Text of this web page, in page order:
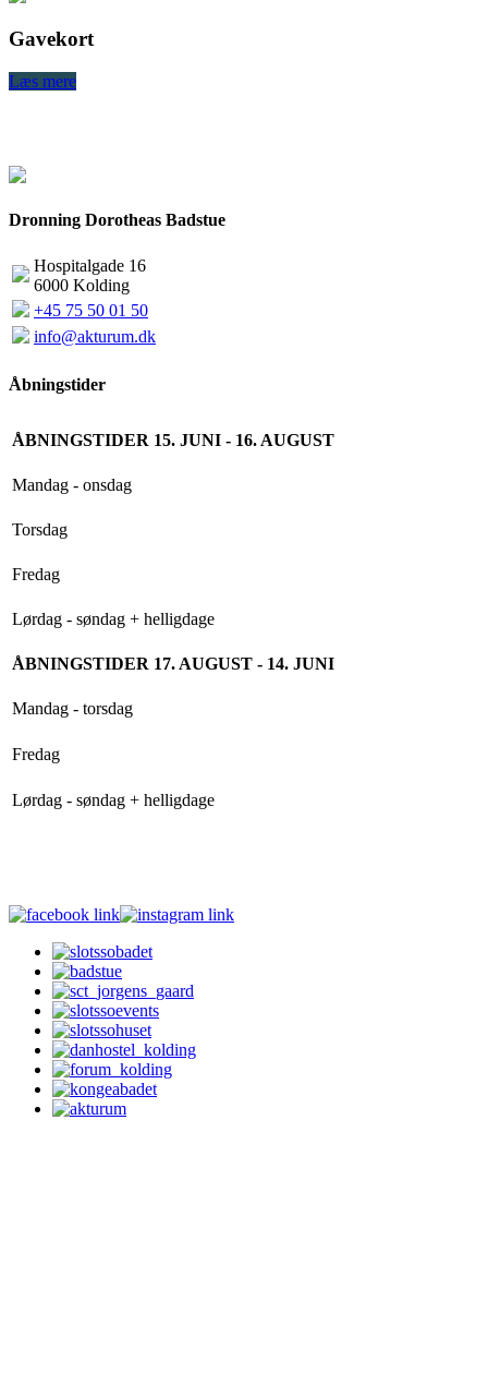
Gavekort
Læs mere
Dronning Dorotheas Badstue
Hospitalgade 16
6000 Kolding
+45 75 50 01 50
info@akturum.dk
Åbningstider
ÅBNINGSTIDER 15. JUNI - 16. AUGUST
Mandag - onsdag
Torsdag
Fredag
Lørdag - søndag + helligdage
ÅBNINGSTIDER 17. AUGUST - 14. JUNI
Mandag - torsdag
Fredag
Lørdag - søndag + helligdage